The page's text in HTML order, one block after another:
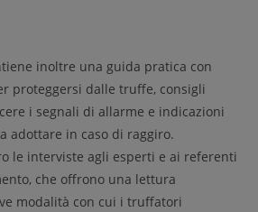
inoltre una guida pratica con
proteggersi dalle truffe, consigli
i segnali di allarme e indicazioni
adottare in caso di raggiro.
le interviste agli esperti e ai referenti
che offrono una lettura
modalità con cui i truffatori